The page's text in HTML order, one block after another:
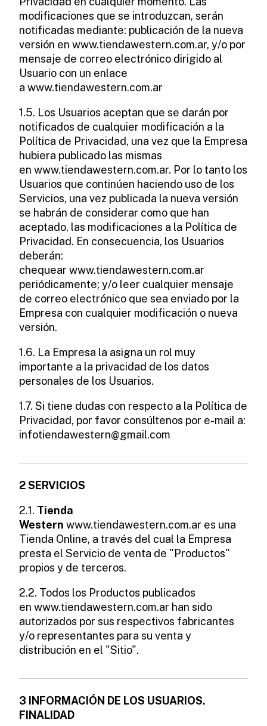
modificaciones que se introduzcan, serán
notificadas mediante: publicación de la nueva
versión en www.tiendawestern.com.ar, y/o por
mensaje de correo electrónico dirigido al
Usuario con un enlace
a www.tiendawestern.com.ar
1.5. Los Usuarios aceptan que se darán por
notificados de cualquier modificación a la
Política de Privacidad, una vez que la Empresa
hubiera publicado las mismas
en www.tiendawestern.com.ar. Por lo tanto los
Usuarios que continúen haciendo uso de los
Servicios, una vez publicada la nueva versión
se habrán de considerar como que han
aceptado, las modificaciones a la Política de
Privacidad. En consecuencia, los Usuarios
deberán:
chequear www.tiendawestern.com.ar
periódicamente; y/o leer cualquier mensaje
de correo electrónico que sea enviado por la
Empresa con cualquier modificación o nueva
versión.
1.6. La Empresa la asigna un rol muy
importante a la privacidad de los datos
personales de los Usuarios.
1.7. Si tiene dudas con respecto a la Política de
Privacidad, por favor consúltenos por e-mail a:
infotiendawestern@gmail.com
2 SERVICIOS
2.1. Tienda
Western www.tiendawestern.com.ar es una
Tienda Online, a través del cual la Empresa
presta el Servicio de venta de "Productos"
propios y de terceros.
2.2. Todos los Productos publicados
en www.tiendawestern.com.ar han sido
autorizados por sus respectivos fabricantes
y/o representantes para su venta y
distribución en el "Sitio".
3 INFORMACIÓN DE LOS USUARIOS.
FINALIDAD